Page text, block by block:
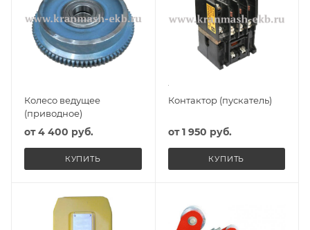
Колесо ведущее
(приводное)
от4 400 руб.
КУПИТЬ
Контактор (пускатель)
от1 950 руб.
КУПИТЬ